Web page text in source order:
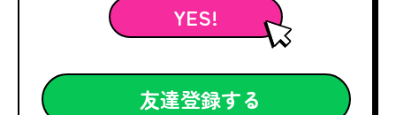
YES!
友達登録する